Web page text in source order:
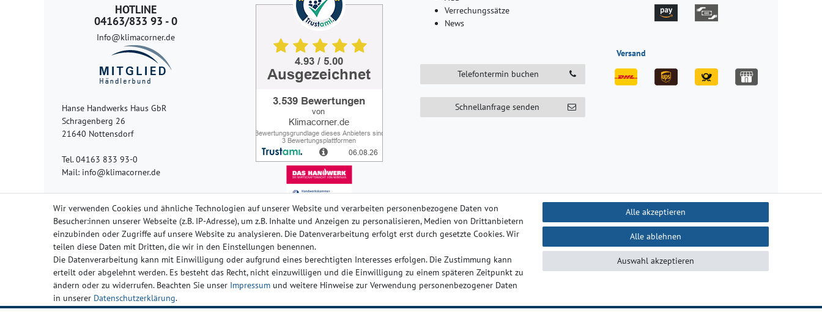
HOTLINE
04163/833 93 - 0
Info@klimacorner.de
Hanse Handwerks Haus GbR
Schragenberg 26
21640 Nottensdorf
Tel. 04163 833 93-0
Mail: info@klimacorner.de
Verrechungssätze
News
Telefontermin buchen
Schnellanfrage senden
Versand
Impressum Daten­schutz­erklärung AGB Barrierefreiheitserklärung Widerrufs­recht
Wir verwenden Cookies und ähnliche Technologien auf unserer Website und verarbeiten personenbezogene Daten von
Besucher:innen unserer Webseite (z.B. IP-Adresse), um z.B. Inhalte und Anzeigen zu personalisieren, Medien von Drittanbietern
einzubinden oder Zugriffe auf unsere Website zu analysieren. Die Datenverarbeitung erfolgt erst durch gesetzte Cookies. Wir
teilen diese Daten mit Dritten, die wir in den Einstellungen benennen.
Die Datenverarbeitung kann mit Einwilligung oder aufgrund eines berechtigten Interesses erfolgen. Die Zustimmung kann
erteilt oder abgelehnt werden. Es besteht das Recht, nicht einzuwilligen und die Einwilligung zu einem späteren Zeitpunkt zu
ändern oder zu widerrufen. Beachten Sie unser Impressum und weitere Hinweise zur Verwendung personenbezogener Daten
in unserer Daten­schutz­erklärung.
Alle akzeptieren
Alle ablehnen
Auswahl akzeptieren
© Copyright 2024-2025 | Alle Rechte vorbehalten.
Widerrufs­recht Widerrufs­formular Impressum Daten­schutz­erklärung AGB Kontakt